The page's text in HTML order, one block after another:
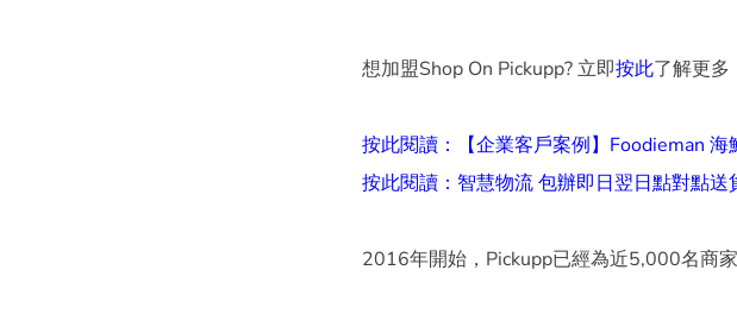
想加盟Shop On Pickupp? 立即按此了解更多
按此閱讀：【企業客戶案例】Foodieman
按此閱讀：智慧物流 包辦即日翌日點對點送
2016年開始，Pickupp已經為近5,000名商家